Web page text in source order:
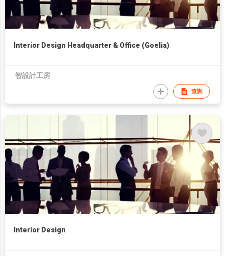
Interior Design Headquarter & Office (Goelia)
智設計工房
查詢
Interior Design